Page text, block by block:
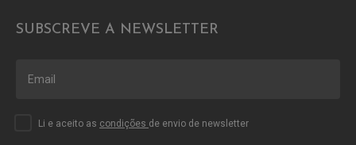
SUBSCREVE A NEWSLETTER
Li e aceito as condições de envio de newsletter